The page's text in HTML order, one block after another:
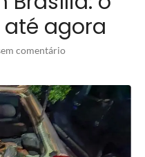
agora
comentário